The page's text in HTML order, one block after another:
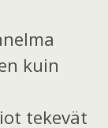
kuin
tekevät